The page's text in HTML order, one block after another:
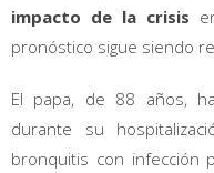
impacto de la crisis
pronóstico sigue siendo
El papa, de 88 años,
durante su
bronquitis con infección